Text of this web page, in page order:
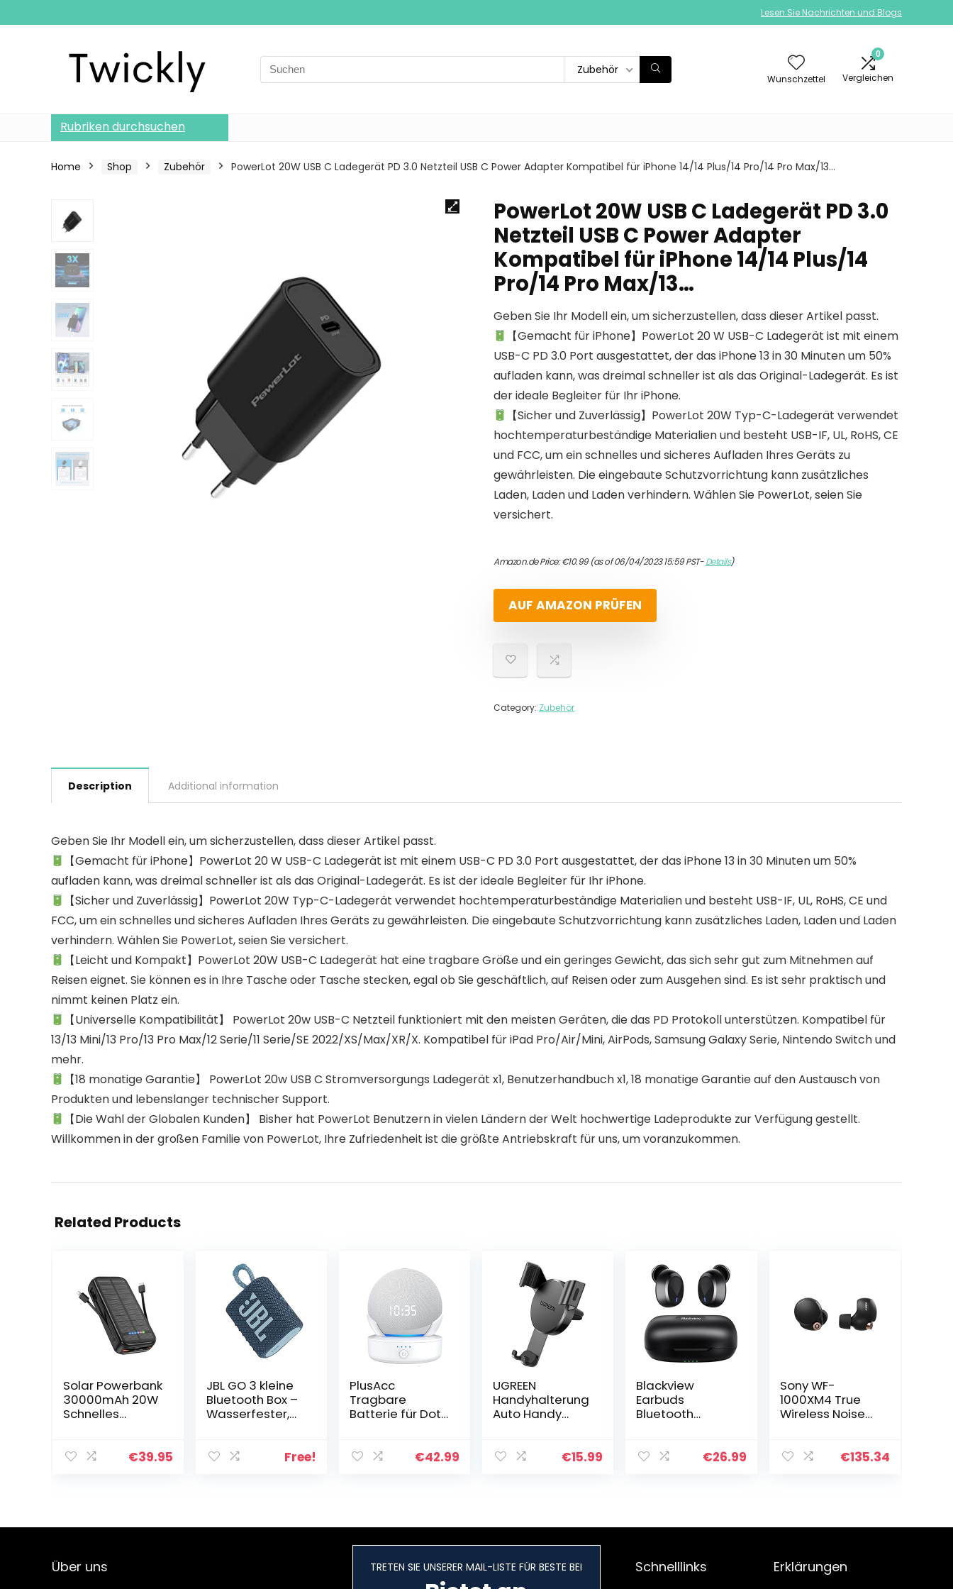
Lesen Sie Nachrichten und Blogs
Search
for:
Zubehör
Wunschzettel
0
Vergleichen
Rubriken durchsuchen
Home Shop Zubehör PowerLot 20W USB C Ladegerät PD 3.0 Netzteil USB C Power Adapter Kompatibel für iPhone 14/14 Plus/14 Pro/14 Pro Max/13…
PowerLot 20W USB C Ladegerät PD 3.0
Netzteil USB C Power Adapter
Kompatibel für iPhone 14/14 Plus/14
Pro/14 Pro Max/13…
Geben Sie Ihr Modell ein, um sicherzustellen, dass dieser Artikel passt.
【Gemacht für iPhone】PowerLot 20 W USB-C Ladegerät ist mit einem
USB-C PD 3.0 Port ausgestattet, der das iPhone 13 in 30 Minuten um 50%
aufladen kann, was dreimal schneller ist als das Original-Ladegerät. Es ist
der ideale Begleiter für Ihr iPhone.
【Sicher und Zuverlässig】PowerLot 20W Typ-C-Ladegerät verwendet
hochtemperaturbeständige Materialien und besteht USB-IF, UL, RoHS, CE
und FCC, um ein schnelles und sicheres Aufladen Ihres Geräts zu
gewährleisten. Die eingebaute Schutzvorrichtung kann zusätzliches
Laden, Laden und Laden verhindern. Wählen Sie PowerLot, seien Sie
versichert.
Amazon.de Price:€10.99(as of 06/04/2023 15:59 PST-Details)
AUF AMAZON PRÜFEN
Category: Zubehör
Description Additional information
Geben Sie Ihr Modell ein, um sicherzustellen, dass dieser Artikel passt.
【Gemacht für iPhone】PowerLot 20 W USB-C Ladegerät ist mit einem USB-C PD 3.0 Port ausgestattet, der das iPhone 13 in 30 Minuten um 50%
aufladen kann, was dreimal schneller ist als das Original-Ladegerät. Es ist der ideale Begleiter für Ihr iPhone.
【Sicher und Zuverlässig】PowerLot 20W Typ-C-Ladegerät verwendet hochtemperaturbeständige Materialien und besteht USB-IF, UL, RoHS, CE und
FCC, um ein schnelles und sicheres Aufladen Ihres Geräts zu gewährleisten. Die eingebaute Schutzvorrichtung kann zusätzliches Laden, Laden und Laden
verhindern. Wählen Sie PowerLot, seien Sie versichert.
【Leicht und Kompakt】PowerLot 20W USB-C Ladegerät hat eine tragbare Größe und ein geringes Gewicht, das sich sehr gut zum Mitnehmen auf
Reisen eignet. Sie können es in Ihre Tasche oder Tasche stecken, egal ob Sie geschäftlich, auf Reisen oder zum Ausgehen sind. Es ist sehr praktisch und
nimmt keinen Platz ein.
【Universelle Kompatibilität】 PowerLot 20w USB-C Netzteil funktioniert mit den meisten Geräten, die das PD Protokoll unterstützen. Kompatibel für
13/13 Mini/13 Pro/13 Pro Max/12 Serie/11 Serie/SE 2022/XS/Max/XR/X. Kompatibel für iPad Pro/Air/Mini, AirPods, Samsung Galaxy Serie, Nintendo Switch und
mehr.
【18 monatige Garantie】 PowerLot 20w USB C Stromversorgungs Ladegerät x1, Benutzerhandbuch x1, 18 monatige Garantie auf den Austausch von
Produkten und lebenslanger technischer Support.
【Die Wahl der Globalen Kunden】 Bisher hat PowerLot Benutzern in vielen Ländern der Welt hochwertige Ladeprodukte zur Verfügung gestellt.
Willkommen in der großen Familie von PowerLot, Ihre Zufriedenheit ist die größte Antriebskraft für uns, um voranzukommen.
Related Products
Solar Powerbank
30000mAh 20W
Schnelles
Power bank USB
€39.95
JBL GO 3 kleine
Bluetooth Box –
Wasserfester,
unterwegs
Free!
PlusAcc
Tragbare
Batterie für Dot
Lautsprecher
€42.99
UGREEN
Handyhalterung
Auto Handy
Schwerkraft€15.99
Blackview
Earbuds
Bluetooth
Bluetooth 5.0,
€26.99
Sony WF-
1000XM4 True
Wireless Noise
zu 24 Stunden
€135.34
Über uns TRETEN SIE UNSERER MAIL-LISTE FÜR BESTE BEI Schnelllinks Erklärungen